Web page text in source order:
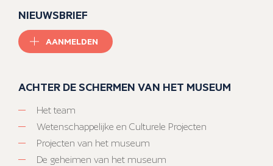
NIEUWSBRIEF
AANMELDEN
ACHTER DE SCHERMEN VAN HET MUSEUM
Het team
Wetenschappelijke en Culturele Projecten
Projecten van het museum
De geheimen van het museum